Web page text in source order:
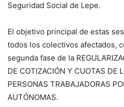
Seguridad Social de Lepe.
El objetivo principal de estas
todos los colectivos afectados,
segunda fase de la
DE COTIZACIÓN Y CUOTAS DE
PERSONAS TRABAJADORAS
AUTÓNOMAS.